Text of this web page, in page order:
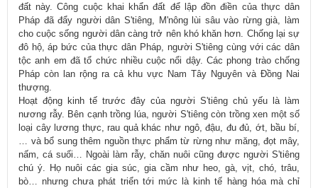
đất này. Công cuộc khai khẩn đất để lập đồn điền của thực dân
Pháp đã đẩy người dân S'tiêng, M'nông lùi sâu vào rừng già, làm
cho cuộc sống người dân càng trở nên khó khăn hơn. Chống lại sự
đô hộ, áp bức của thực dân Pháp, người S'tiêng cùng với các dân
tộc anh em đã tổ chức nhiều cuộc nổi dậy. Các phong trào chống
Pháp còn lan rộng ra cả khu vực Nam Tây Nguyên và Đồng Nai
thượng.
Hoạt động kinh tế trước đây của người S'tiêng chủ yếu là làm
nương rẫy. Bên cạnh trồng lúa, người S'tiêng còn trồng xen một số
loại cây lương thực, rau quả khác như ngô, đậu, đu đủ, ớt, bầu bí,
… và bổ sung thêm nguồn thực phẩm từ rừng như măng, đọt mây,
nấm, cá suối… Ngoài làm rẫy, chăn nuôi cũng được người S'tiêng
chú ý. Họ nuôi các gia súc, gia cầm như heo, gà, vịt, chó, trâu,
bò… nhưng chưa phát triển tới mức là kinh tế hàng hóa mà chỉ